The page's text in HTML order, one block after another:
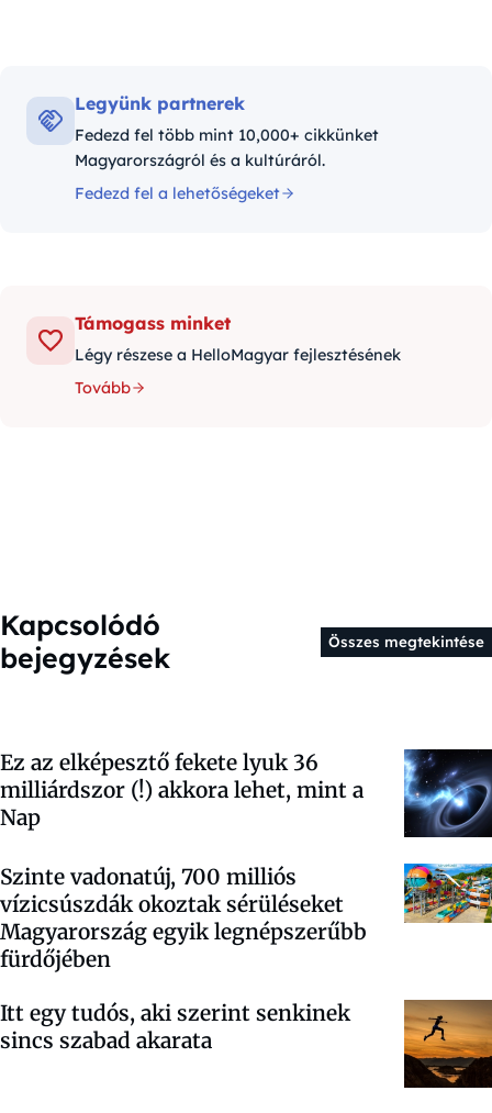
Legyünk partnerek
Fedezd fel több mint 10,000+ cikkünket
Magyarországról és a kultúráról.
Fedezd fel a lehetőségeket
Támogass minket
Légy részese a HelloMagyar fejlesztésének
Tovább
Kapcsolódó
bejegyzések
Összes megtekintése
Ez az elképesztő fekete lyuk 36
milliárdszor (!) akkora lehet, mint a
Nap
Szinte vadonatúj, 700 milliós
vízicsúszdák okoztak sérüléseket
Magyarország egyik legnépszerűbb
fürdőjében
Itt egy tudós, aki szerint senkinek
sincs szabad akarata